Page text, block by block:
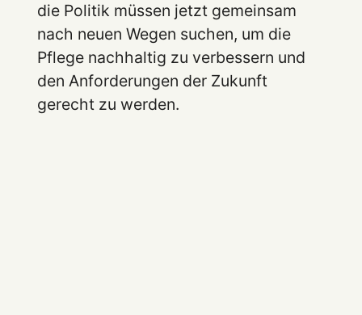
die Politik müssen jetzt gemeinsam
nach neuen Wegen suchen, um die
Pflege nachhaltig zu verbessern und
den Anforderungen der Zukunft
gerecht zu werden.